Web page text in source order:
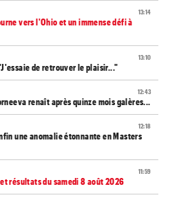
13:14
vers l'Ohio et un immense défi à
13:10
de retrouver le plaisir..."
12:43
renaît après quinze mois galères...
12:18
une anomalie étonnante en Masters
11:59
résultats du samedi 8 août 2026